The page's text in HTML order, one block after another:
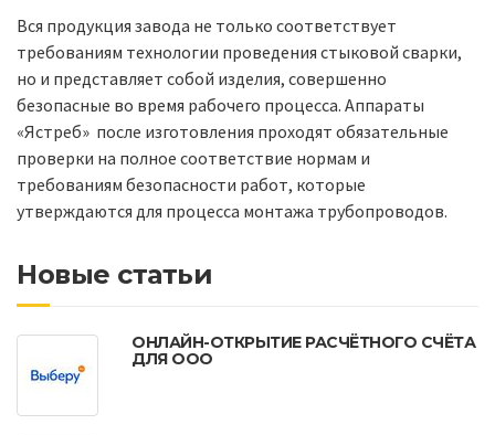
Вся продукция завода не только соответствует
требованиям технологии проведения стыковой сварки,
но и представляет собой изделия, совершенно
безопасные во время рабочего процесса. Аппараты
«Ястреб» после изготовления проходят обязательные
проверки на полное соответствие нормам и
требованиям безопасности работ, которые
утверждаются для процесса монтажа трубопроводов.
Новые статьи
ОНЛАЙН-ОТКРЫТИЕ РАСЧЁТНОГО СЧЁТА
ДЛЯ ООО